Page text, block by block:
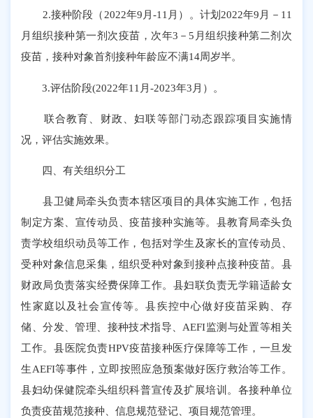
2.接种阶段（2022年9月-11月）。计划2022年9月－11
月组织接种第一剂次疫苗，次年3－5月组织接种第二剂次
疫苗，接种对象首剂接种年龄应不满14周岁半。
3.评估阶段(2022年11月-2023年3月）。
联合教育、财政、妇联等部门动态跟踪项目实施情
况，评估实施效果。
四、有关组织分工
县卫健局牵头负责本辖区项目的具体实施工作，包括
制定方案、宣传动员、疫苗接种实施等。县教育局牵头负
责学校组织动员等工作，包括对学生及家长的宣传动员、
受种对象信息采集，组织受种对象到接种点接种疫苗。县
财政局负责落实经费保障工作。县妇联负责无学籍适龄女
性家庭以及社会宣传等。县疾控中心做好疫苗采购、存
储、分发、管理、接种技术指导、AEFI监测与处置等相关
工作。县医院负责HPV疫苗接种医疗保障等工作，一旦发
生AEFI等事件，立即按照应急预案做好医疗救治等工作。
县妇幼保健院牵头组织科普宣传及扩展培训。各接种单位
负责疫苗规范接种、信息规范登记、项目规范管理。